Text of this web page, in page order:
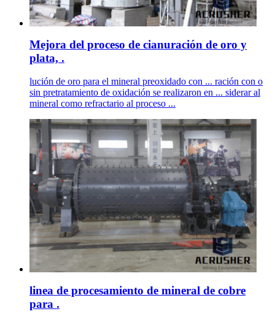
Mejora del proceso de cianuración de oro y
plata, .
lución de oro para el mineral preoxidado con ... ración con o
sin pretratamiento de oxidación se realizaron en ... siderar al
mineral como refractario al proceso ...
linea de procesamiento de mineral de cobre
para .